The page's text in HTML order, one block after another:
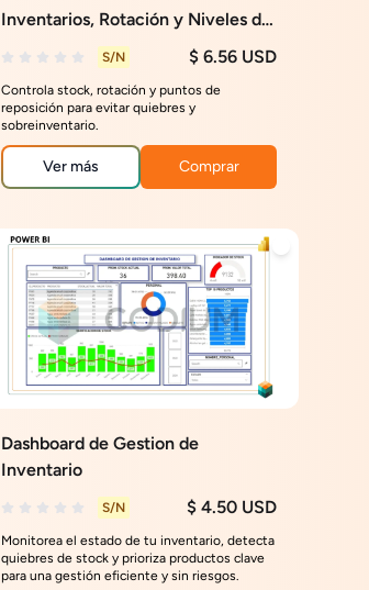
Inventarios, Rotación y Niveles de
S/N $ 6.56 USD
Controla stock, rotación y puntos de
reposición para evitar quiebres y
sobreinventario.
Ver más Comprar
Dashboard de Gestion de
Inventario
S/N $ 4.50 USD
Monitorea el estado de tu inventario, detecta
quiebres de stock y prioriza productos clave
para una gestión eficiente y sin riesgos.